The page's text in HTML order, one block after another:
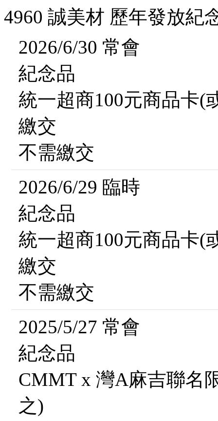
4960 誠美材 歷年發放紀
2026/6/30 常會
紀念品
統一超商100元商品卡(
繳交
不需繳交
2026/6/29 臨時
紀念品
統一超商100元商品卡(
繳交
不需繳交
2025/5/27 常會
紀念品
CMMT x 灣A麻吉聯名
之)